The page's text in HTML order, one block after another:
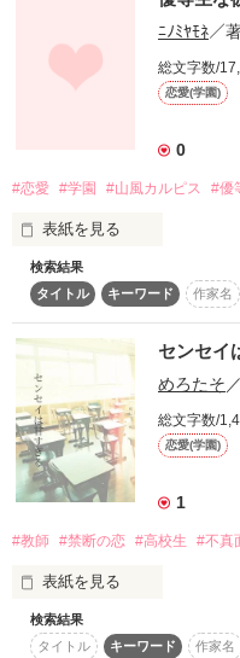
「しっかりとした、将来の
学校1不真面目かつプレイガ
                ×
ﾆﾉﾐﾔﾓﾈ／
総文字数/
恋愛(学園)
0
#恋愛 #学園 #山風カルピス #優
表紙を見る
私の学園には2人の王子がい
成績は学年トップ。運動神
いつも女の子に囲まれてる
ラしてる、誰にでも優しい
この学園の理事長の息子、
けど全然いばってなくて皆
検索結果
タイトル
キーワード 作家名
センセイ
めろたそ
総文字数/
恋愛(学園)
1
#教師 #禁断の恋 #高校生 #不真
表紙を見る
「卒業まで俺と楽しいこと
検索結果
タイトル
キーワード 作家名